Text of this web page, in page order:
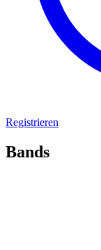
Registrieren
Bands